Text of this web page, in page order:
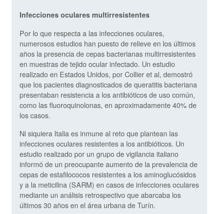
Infecciones oculares multirresistentes
Por lo que respecta a las infecciones oculares,
numerosos estudios han puesto de relieve en los últimos
años la presencia de cepas bacterianas multirresistentes
en muestras de tejido ocular infectado. Un estudio
realizado en Estados Unidos, por Collier et al, demostró
que los pacientes diagnosticados de queratitis bacteriana
presentaban resistencia a los antibióticos de uso común,
como las fluoroquinolonas, en aproximadamente 40% de
los casos.
Ni siquiera Italia es inmune al reto que plantean las
infecciones oculares resistentes a los antibióticos. Un
estudio realizado por un grupo de vigilancia italiano
informó de un preocupante aumento de la prevalencia de
cepas de estafilococos resistentes a los aminoglucósidos
y a la meticilina (SARM) en casos de infecciones oculares
mediante un análisis retrospectivo que abarcaba los
últimos 30 años en el área urbana de Turín.